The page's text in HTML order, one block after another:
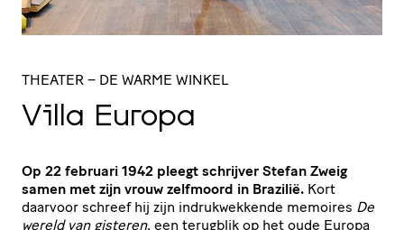
THEATER – DE WARME WINKEL
Villa Europa
Op 22 februari 1942 pleegt schrijver Stefan Zweig
samen met zijn vrouw zelfmoord in Brazilië. Kort
daarvoor schreef hij zijn indrukwekkende memoires De
wereld van gisteren, een terugblik op het oude Europa